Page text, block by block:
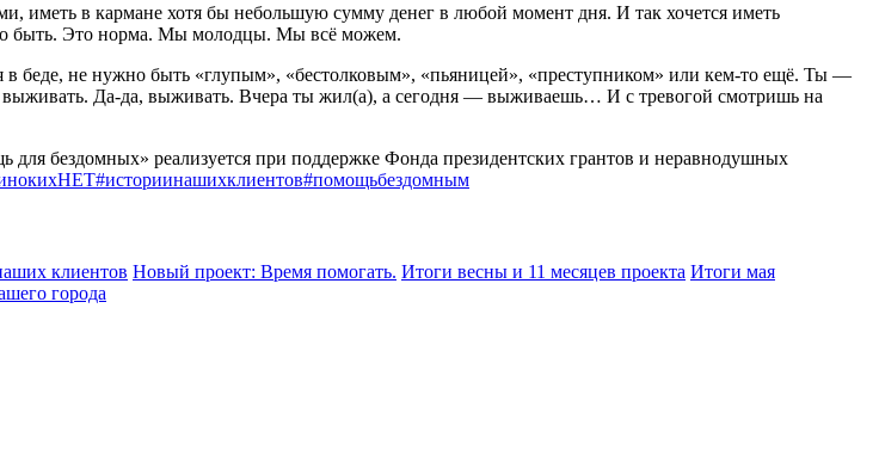
иметь в кармане хотя бы небольшую сумму денег в любой момент дня. И так хочется иметь
быть. Это норма. Мы молодцы. Мы всё можем.
в беде, не нужно быть «глупым», «бестолковым», «пьяницей», «преступником» или кем-то ещё. Ты —
Да-да, выживать. Вчера ты жил(а), а сегодня — выживаешь… И с тревогой смотришь на
бездомных» реализуется при поддержке Фонда президентских грантов и неравнодушных
#историинашихклиентов#помощьбездомным
клиентов Новый проект: Время помогать. Итоги весны и 11 месяцев проекта Итоги мая
города